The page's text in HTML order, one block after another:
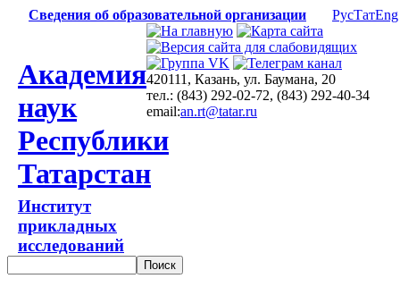
Сведения об образовательной организации РусТатEng
Академия
наук
Республики
Татарстан
Институт
прикладных
исследований
420111, Казань, ул. Баумана, 20
тел.: (843) 292-02-72, (843) 292-40-34
email:an.rt@tatar.ru